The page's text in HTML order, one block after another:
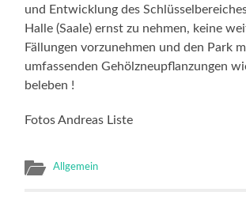
und Entwicklung des
Halle (Saale) ernst zu nehmen, keine
Fällungen vorzunehmen und den Park
umfassenden Gehölzneupflanzungen
beleben !
Fotos Andreas Liste
Allgemein